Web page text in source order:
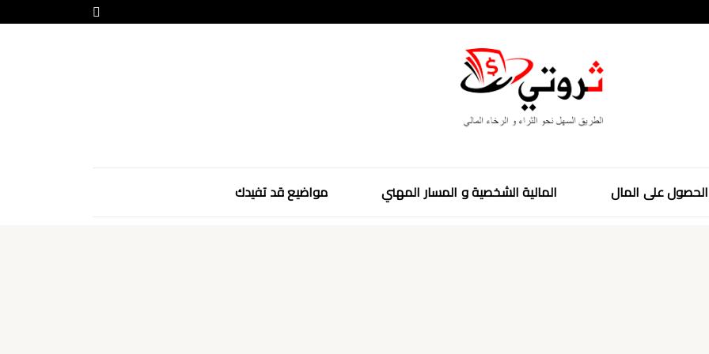
على المال المالية الشخصية و المسار المهني مواضيع قد تفيدك